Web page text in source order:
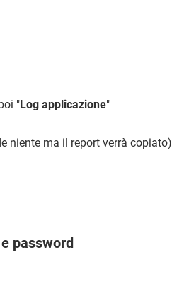
"Log applicazione"
niente ma il report verrà copiato)
password